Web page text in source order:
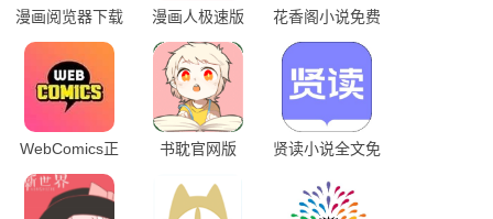
漫画阅览器下载
手机版
漫画人极速版
APP官方下载最
新版
花香阁小说免费
阅读下载
WebComics正
版
书耽官网版
贤读小说全文免